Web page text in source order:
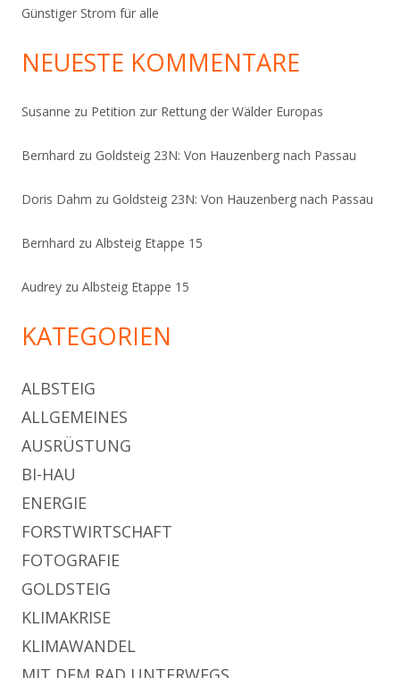
Günstiger Strom für alle
NEUESTE KOMMENTARE
Susanne zu Petition zur Rettung der Wälder Europas
Bernhard zu Goldsteig 23N: Von Hauzenberg nach Passau
Doris Dahm zu Goldsteig 23N: Von Hauzenberg nach Passau
Bernhard zu Albsteig Etappe 15
Audrey zu Albsteig Etappe 15
KATEGORIEN
ALBSTEIG
ALLGEMEINES
AUSRÜSTUNG
BI-HAU
ENERGIE
FORSTWIRTSCHAFT
FOTOGRAFIE
GOLDSTEIG
KLIMAKRISE
KLIMAWANDEL